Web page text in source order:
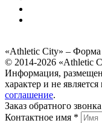
«Athletic City» – Форма
© 2014-2026 «Athletic
Информация,
характер и не
соглашение.
Заказ обратного звонка
Контактное имя *